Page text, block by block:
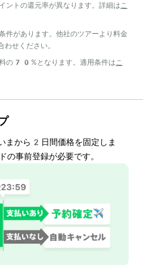
トの還元率が異なります。詳細は こ
があります。他社のツアーより料金
わせください。
の70%となります。適用条件は こ
まから 2 日間価格を固定しま
の事前登録が必要です。